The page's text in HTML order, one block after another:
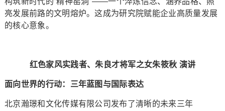
亮发展前路的文明熔炉。这成为研究院赋能企业高质量发展
的核心意象。
红色家风实践者、朱良才将军之女朱筱秋 演讲
面向世界的行动：三年蓝图与国际表达
北京瀚璟和文化传媒有限公司发布了清晰的未来三年